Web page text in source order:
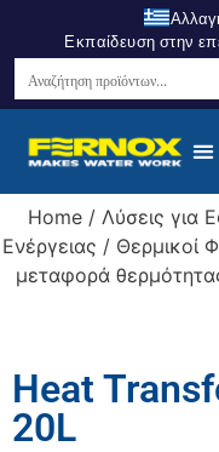
Εκπαίδευση στην
Home / Λύσεις για
Ενέργειας / Θερμικοί
μεταφορά
Heat
20L